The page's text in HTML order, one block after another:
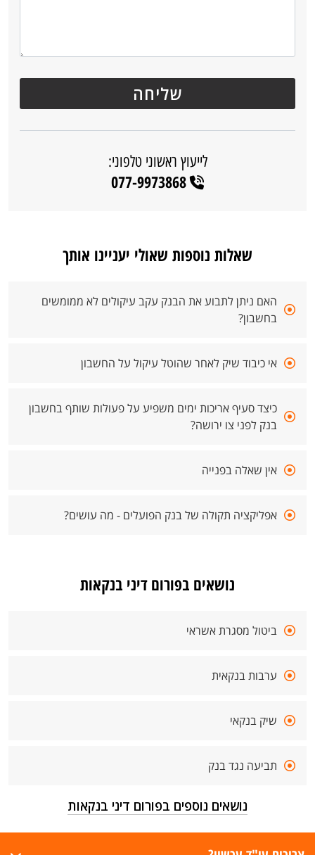
לייעוץ ראשוני טלפוני:
077-9973868
שאלות נוספות שאולי יעניינו אותך
האם ניתן לתבוע את הבנק עקב עיקולים לא ממומשים
בחשבון?
אי כיבוד שיק לאחר שהוטל עיקול על החשבון
כיצד סעיף אריכות ימים משפיע על פעולות שותף בחשבון
בנק לפני צו ירושה?
אין שאלה בפנייה
אפליקציה תקולה של בנק הפועלים - מה עושים?
נושאים בפורום דיני בנקאות
ביטול מסגרת אשראי
ערבות בנקאית
שיק בנקאי
תביעה נגד בנק
נושאים נוספים בפורום דיני בנקאות